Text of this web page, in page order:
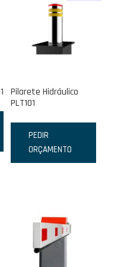
Pilarete Hidráulico
PLT101
PEDIR
ORÇAMENTO